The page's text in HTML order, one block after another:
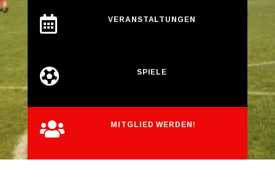
 VERANSTALTUNGEN
 SPIELE
 MITGLIED WERDEN!